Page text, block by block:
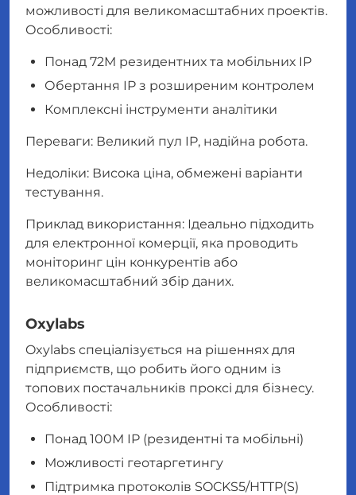
можливості для великомасштабних проектів.
Особливості:
Понад 72M резидентних та мобільних IP
Обертання IP з розширеним контролем
Комплексні інструменти аналітики
Переваги: Великий пул IP, надійна робота.
Недоліки: Висока ціна, обмежені варіанти
тестування.
Приклад використання: Ідеально підходить
для електронної комерції, яка проводить
моніторинг цін конкурентів або
великомасштабний збір даних.
Oxylabs
Oxylabs спеціалізується на рішеннях для
підприємств, що робить його одним із
топових постачальників проксі для бізнесу.
Особливості:
Понад 100M IP (резидентні та мобільні)
Можливості геотаргетингу
Підтримка протоколів SOCKS5/HTTP(S)